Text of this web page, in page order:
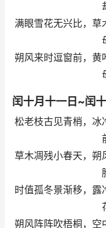
满眼雪花无兴比，草
朔风来时逗窗前，黄
闰十月十一日~闰
松老枝古见青梢，冰
草木凋残小春天，朔
时值孤冬景渐移，
朔风阵阵吹梧桐，空